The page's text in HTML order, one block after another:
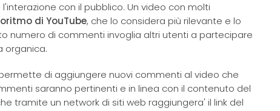
con il pubblico. Un video con molti
di YouTube, che lo considera più rilevante e lo
numero di commenti invoglia altri utenti a partecipare
organica.
di aggiungere nuovi commenti al video che
saranno pertinenti e in linea con il contenuto del
tramite un network di siti web raggiungera' il link del
✨
Riepilogo generato dall'IA
Basato su 142 recensioni